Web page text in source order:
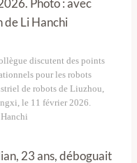
discutent des points
pour les robots
de robots de Liuzhou,
le 11 février 2026.
23 ans, déboguait